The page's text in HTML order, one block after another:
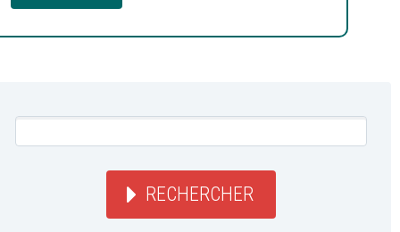
RECHERCHER